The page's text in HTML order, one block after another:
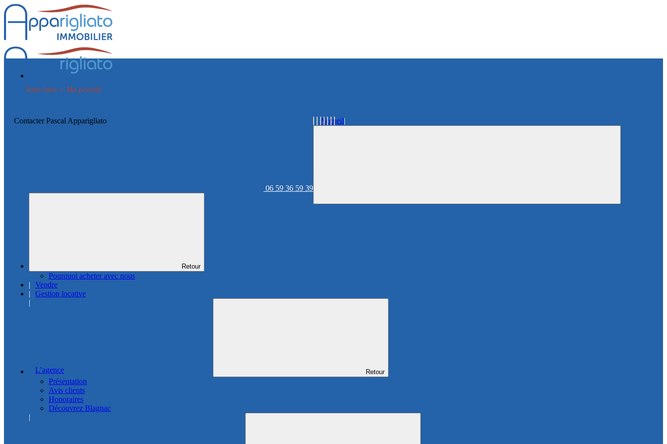
Votre bien = Ma priorité
Contacter Pascal Apparigliato
06 59 36 59 39
Accueil
Retour
Pourquoi acheter avec nous
Vendre
Gestion locative
L’agence Retour
Présentation
Avis clients
Honoraires
Découvrez Blagnac